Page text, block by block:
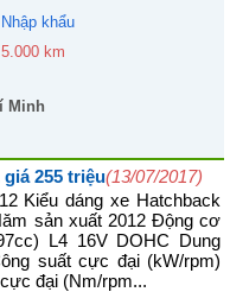
Nhập khẩu
5.000 km
Minh
255 triệu(13/07/2017)
Kiểu dáng xe Hatchback
sản xuất 2012 Động cơ
L4 16V DOHC Dung
suất cực đại (kW/rpm)
đại (Nm/rpm...